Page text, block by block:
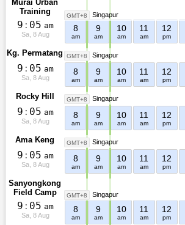
Murai Urban
Training
Facility
GMT+8 Singapur
9 : 05 am
Sa, 8 Aug
8
am
9
am
10
am
11
am
12
pm
Kg. Permatang GMT+8 Singapur
9 : 05 am
Sa, 8 Aug
8
am
9
am
10
am
11
am
12
pm
Rocky Hill GMT+8 Singapur
9 : 05 am
Sa, 8 Aug
8
am
9
am
10
am
11
am
12
pm
Ama Keng GMT+8 Singapur
9 : 05 am
Sa, 8 Aug
8
am
9
am
10
am
11
am
12
pm
Sanyongkong
Field Camp
GMT+8 Singapur
9 : 05 am
Sa, 8 Aug
8
am
9
am
10
am
11
am
12
pm